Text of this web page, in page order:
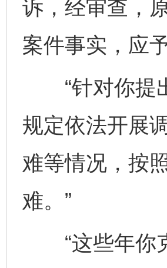
诉，经审查，
案件事实，应
“针对你提出
规定依法开展
难等情况，按
难。”
“这些年你克